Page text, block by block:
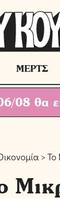
ΜΕΡΤΣ
08 θα
> Το